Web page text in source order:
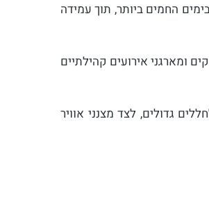
החמים ביותר, תוך עמידה
ומארגני אירועים קהילתיים
בעלי ספיקת אוויר של 18,000 עד 25,000 מק"ש שמתאימים לחללים גדולים, לצד מצנני אוויר